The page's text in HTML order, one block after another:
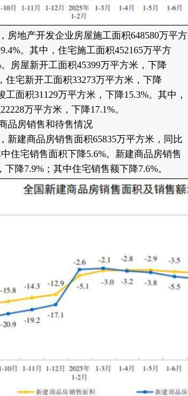
房地产开发企业房屋施工面积648580万平方
。其中，住宅施工面积452165万平方
房屋新开工面积45399万平方米，下降
住宅新开工面积33273万平方米，下降
工面积31129万平方米，下降15.3%。其中，
万平方米，下降17.1%。
品房销售和待售情况
新建商品房销售面积65835万平方米，同比
住宅销售面积下降5.6%。新建商品房销售
下降7.9%；其中住宅销售额下降7.6%。